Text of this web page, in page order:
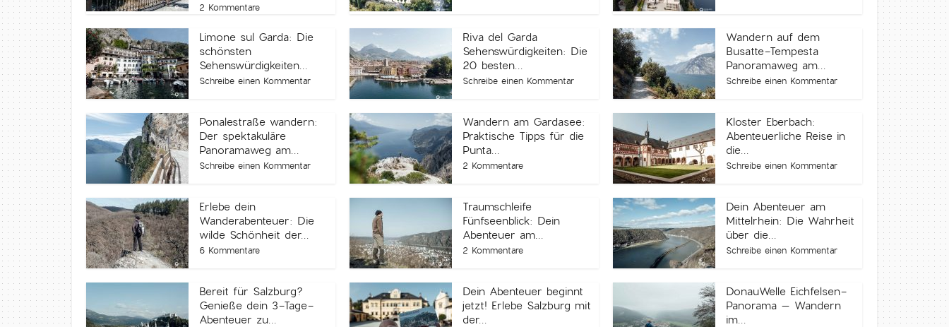
2 Kommentare
Limone sul Garda: Die
schönsten
Sehenswürdigkeiten...
Schreibe einen Kommentar
Riva del Garda
Sehenswürdigkeiten: Die
20 besten...
Schreibe einen Kommentar
Wandern auf dem
Busatte-Tempesta
Panoramaweg am...
Schreibe einen Kommentar
Ponalestraße wandern:
Der spektakuläre
Panoramaweg am...
Schreibe einen Kommentar
Wandern am Gardasee:
Praktische Tipps für die
Punta...
2 Kommentare
Kloster Eberbach:
Abenteuerliche Reise in
die...
Schreibe einen Kommentar
Erlebe dein
Wanderabenteuer: Die
wilde Schönheit der...
6 Kommentare
Traumschleife
Fünfseenblick: Dein
Abenteuer am...
2 Kommentare
Dein Abenteuer am
Mittelrhein: Die Wahrheit
über die...
Schreibe einen Kommentar
Bereit für Salzburg?
Genieße dein 3-Tage-
Abenteuer zu...
Dein Abenteuer beginnt
jetzt! Erlebe Salzburg mit
der...
DonauWelle Eichfelsen-
Panorama – Wandern
im...